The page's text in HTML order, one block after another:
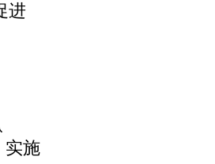
进
长于
实施